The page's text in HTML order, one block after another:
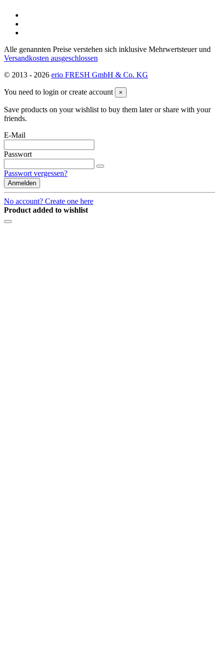
Alle genannten Preise verstehen sich inklusive Mehrwertsteuer und
Versandkosten ausgeschlossen
© 2013 - 2026 erio FRESH GmbH & Co. KG
You need to login or create account ×
Save products on your wishlist to buy them later or share with your
friends.
E-Mail
Passwort
Passwort vergessen?
Anmelden
No account? Create one here
Product added to wishlist